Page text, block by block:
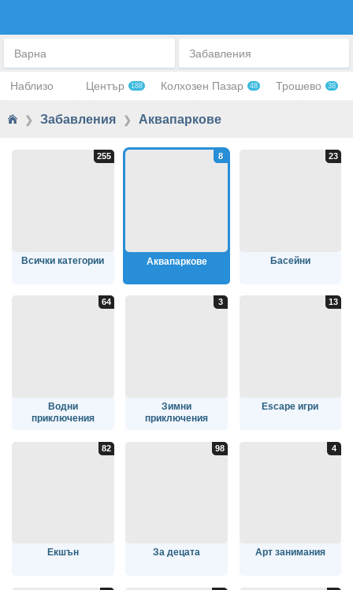
Варна Забавления
Наблизо Център 188 Колхозен Пазар 48 Трошево 38
❯ Забавления ❯ Аквапаркове
Всички категории Аквапаркове Басейни
Водни
приключения
Зимни
приключения
Escape игри
Екшън За децата Арт занимания